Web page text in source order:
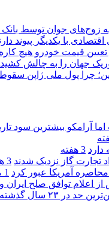
با یکدیگر پیوند
قیمت خودرو هیچ
جهان را به چالش کشید
ین؛ چرا پول ملی ژاپن
آرامکو بیشترین سود
دارد 3 هفته
تجارت گاز نزدیک شدند 3 هفته
1 ماه
اعلام توافق صلح ایران و
سال گذشته رسید